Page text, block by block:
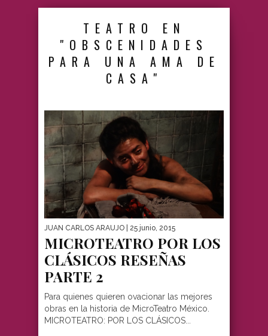
TEATRO EN
"OBSCENIDADES
PARA UNA AMA DE
CASA"
JUAN CARLOS ARAUJO | 25 junio, 2015
MICROTEATRO POR LOS
CLÁSICOS RESEÑAS
PARTE 2
Para quienes quieren ovacionar las mejores
obras en la historia de MicroTeatro México.
MICROTEATRO: POR LOS CLÁSICOS...